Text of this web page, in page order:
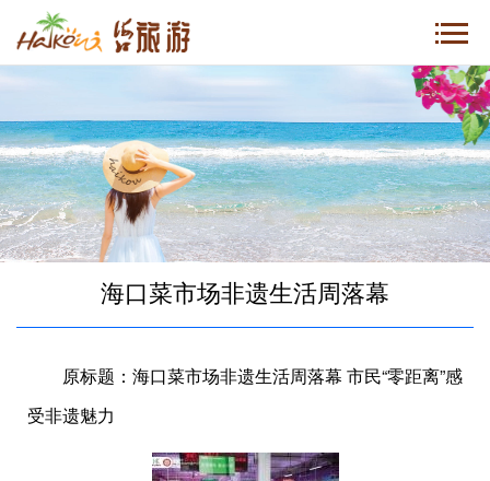
海口菜市场非遗生活周落幕
原标题：海口菜市场非遗生活周落幕 市民“零距离”感
受非遗魅力